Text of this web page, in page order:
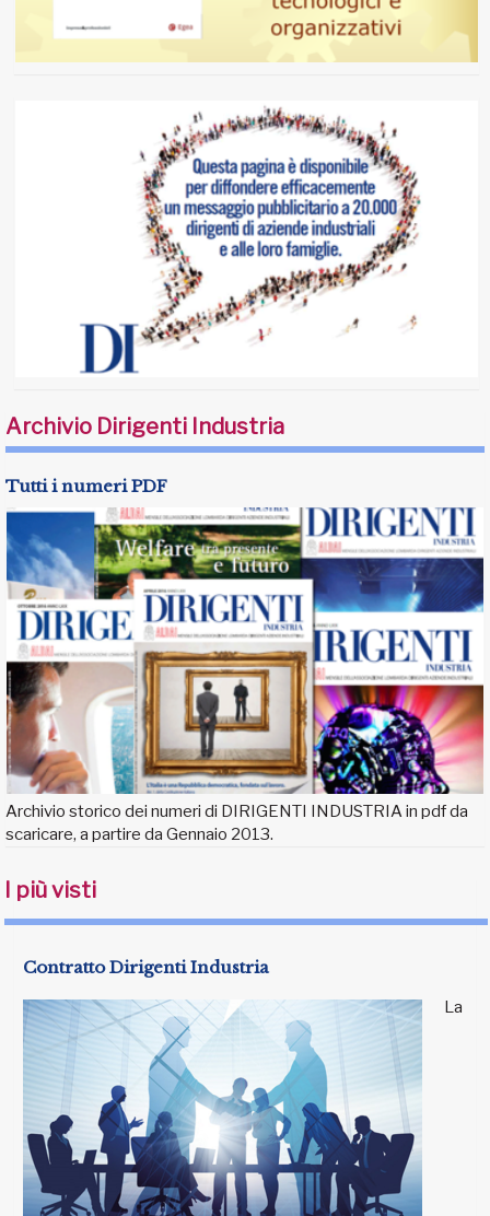
Archivio Dirigenti Industria
Tutti i numeri PDF
Archivio storico dei numeri di DIRIGENTI INDUSTRIA in pdf da
scaricare, a partire da Gennaio 2013.
I più visti
Contratto Dirigenti Industria
La